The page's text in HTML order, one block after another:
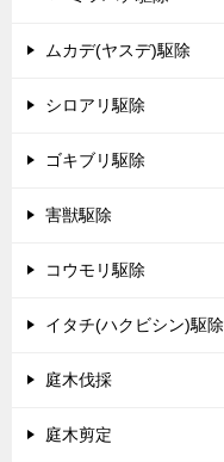
ムカデ(ヤスデ)駆除
シロアリ駆除
ゴキブリ駆除
害獣駆除
コウモリ駆除
イタチ(ハクビシン)駆除
庭木伐採
庭木剪定